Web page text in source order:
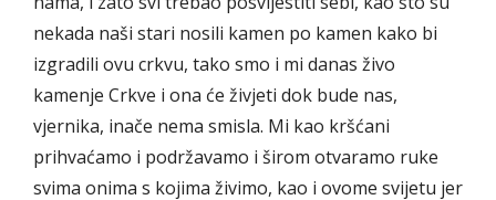
nekada naši stari nosili kamen po kamen kako bi
izgradili ovu crkvu, tako smo i mi danas živo
kamenje Crkve i ona će živjeti dok bude nas,
vjernika, inače nema smisla. Mi kao kršćani
prihvaćamo i podržavamo i širom otvaramo ruke
svima onima s kojima živimo, kao i ovome svijetu jer